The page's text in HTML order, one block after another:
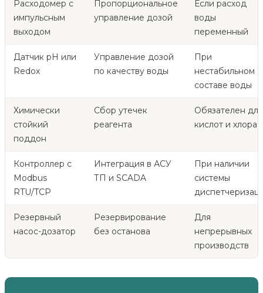
Расходомер с
импульсным
выходом
Пропорциональное
управление дозой
Если расход
воды
переменный
Датчик pH или
Redox
Управление дозой
по качеству воды
При
нестабильном
составе воды
Химически
стойкий
поддон
Сбор утечек
реагента
Обязателен для
кислот и хлора
Контроллер с
Modbus
RTU/TCP
Интеграция в АСУ
ТП и SCADA
При наличии
системы
Резервный
насос-дозатор
Резервирование
без останова
Для
непрерывных
производств